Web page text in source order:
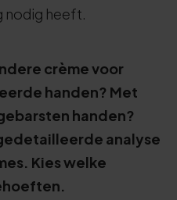
nodig heeft.
crème voor
handen? Met
handen?
analyse
Kies welke